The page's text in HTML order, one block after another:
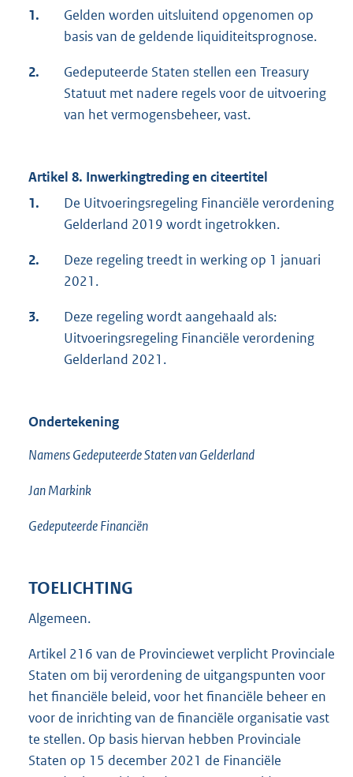
1.
Gelden worden uitsluitend opgenomen op
basis van de geldende liquiditeitsprognose.
2.
Gedeputeerde Staten stellen een Treasury
Statuut met nadere regels voor de uitvoering
van het vermogensbeheer, vast.
Artikel 8. Inwerkingtreding en citeertitel
1.
De Uitvoeringsregeling Financiële verordening
Gelderland 2019 wordt ingetrokken.
2.
Deze regeling treedt in werking op 1 januari
2021.
3.
Deze regeling wordt aangehaald als:
Uitvoeringsregeling Financiële verordening
Gelderland 2021.
Ondertekening
Namens Gedeputeerde Staten van Gelderland
Jan Markink
Gedeputeerde Financiën
TOELICHTING
Algemeen.
Artikel 216 van de Provinciewet verplicht Provinciale
Staten om bij verordening de uitgangspunten voor
het financiële beleid, voor het financiële beheer en
voor de inrichting van de financiële organisatie vast
te stellen. Op basis hiervan hebben Provinciale
Staten op 15 december 2021 de Financiële